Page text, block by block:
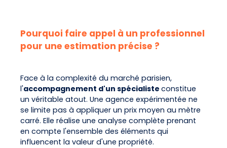
Pourquoi faire appel à un professionnel
pour une estimation précise ?
Face à la complexité du marché parisien,
l'accompagnement d'un spécialiste constitue
un véritable atout. Une agence expérimentée ne
se limite pas à appliquer un prix moyen au mètre
carré. Elle réalise une analyse complète prenant
en compte l'ensemble des éléments qui
influencent la valeur d'une propriété.